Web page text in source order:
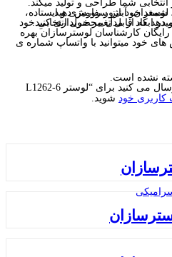
شما طراحی و تولید میکند.
ظرف میوه‌خوری و… را متناسب با لوستر خود نیز سفارش دهید.
محصولات را درهرنگ آبکاری و در ابعاد قابل تغییر خریداری کنید.
نشده است.
کاربری خود شوید.